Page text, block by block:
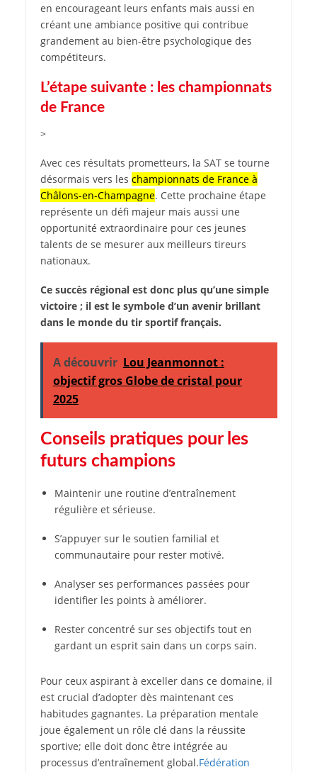
en encourageant leurs enfants mais aussi en
créant une ambiance positive qui contribue
grandement au bien-être psychologique des
compétiteurs.
L’étape suivante : les championnats
de France
>
Avec ces résultats prometteurs, la SAT se tourne
désormais vers les championnats de France à
Châlons-en-Champagne. Cette prochaine étape
représente un défi majeur mais aussi une
opportunité extraordinaire pour ces jeunes
talents de se mesurer aux meilleurs tireurs
nationaux.
Ce succès régional est donc plus qu’une simple
victoire ; il est le symbole d’un avenir brillant
dans le monde du tir sportif français.
A découvrir Lou Jeanmonnot :
objectif gros Globe de cristal pour
2025
Conseils pratiques pour les
futurs champions
Maintenir une routine d’entraînement
régulière et sérieuse.
S’appuyer sur le soutien familial et
communautaire pour rester motivé.
Analyser ses performances passées pour
identifier les points à améliorer.
Rester concentré sur ses objectifs tout en
gardant un esprit sain dans un corps sain.
Pour ceux aspirant à exceller dans ce domaine, il
est crucial d’adopter dès maintenant ces
habitudes gagnantes. La préparation mentale
joue également un rôle clé dans la réussite
sportive; elle doit donc être intégrée au
processus d’entraînement global.Fédération